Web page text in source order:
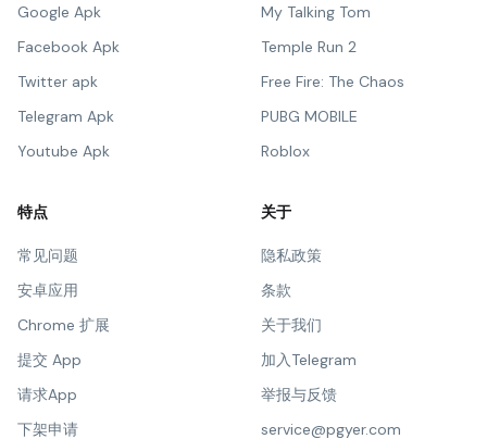
Google Apk
Facebook Apk
Twitter apk
Telegram Apk
Youtube Apk
My Talking Tom
Temple Run 2
Free Fire: The Chaos
PUBG MOBILE
Roblox
特点
常见问题
安卓应用
Chrome 扩展
提交 App
请求App
下架申请
关于
隐私政策
条款
关于我们
加入Telegram
举报与反馈
service@pgyer.com